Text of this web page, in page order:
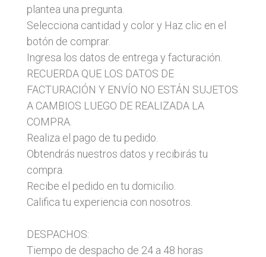
plantea una pregunta.
Selecciona cantidad y color y Haz clic en el
botón de comprar.
Ingresa los datos de entrega y facturación.
RECUERDA QUE LOS DATOS DE
FACTURACIÓN Y ENVÍO NO ESTÁN SUJETOS
A CAMBIOS LUEGO DE REALIZADA LA
COMPRA.
Realiza el pago de tu pedido.
Obtendrás nuestros datos y recibirás tu
compra.
Recibe el pedido en tu domicilio.
Califica tu experiencia con nosotros.
DESPACHOS:
Tiempo de despacho de 24 a 48 horas